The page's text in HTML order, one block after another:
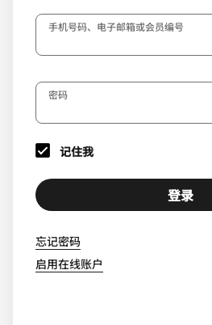
手机号码、电子邮箱或会员编号
密码
记住我
登录
忘记密码
启用在线账户